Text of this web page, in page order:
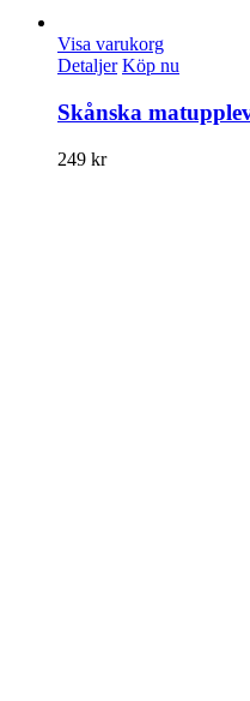
Visa varukorg
Detaljer Köp nu
Skånska
249 kr